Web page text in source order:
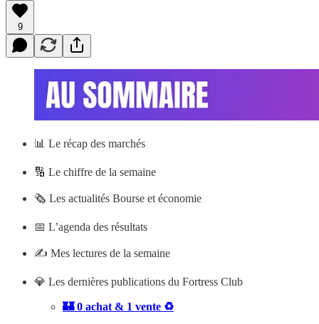
9
📊 Le récap des marchés
🔢 Le chiffre de la semaine
🗞️ Les actualités Bourse et économie
📅 L’agenda des résultats
✍️ Mes lectures de la semaine
💎 Les dernières publications du Fortress Club
🏰 0 achat & 1 vente ♻️